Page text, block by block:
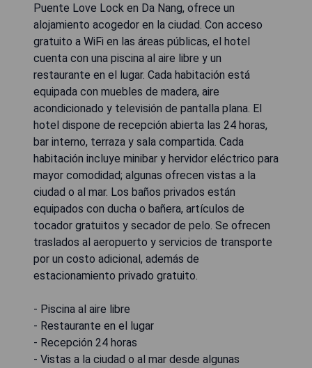
Puente Love Lock en Da Nang, ofrece un
alojamiento acogedor en la ciudad. Con acceso
gratuito a WiFi en las áreas públicas, el hotel
cuenta con una piscina al aire libre y un
restaurante en el lugar. Cada habitación está
equipada con muebles de madera, aire
acondicionado y televisión de pantalla plana. El
hotel dispone de recepción abierta las 24 horas,
bar interno, terraza y sala compartida. Cada
habitación incluye minibar y hervidor eléctrico para
mayor comodidad; algunas ofrecen vistas a la
ciudad o al mar. Los baños privados están
equipados con ducha o bañera, artículos de
tocador gratuitos y secador de pelo. Se ofrecen
traslados al aeropuerto y servicios de transporte
por un costo adicional, además de
estacionamiento privado gratuito.
- Piscina al aire libre
- Restaurante en el lugar
- Recepción 24 horas
- Vistas a la ciudad o al mar desde algunas